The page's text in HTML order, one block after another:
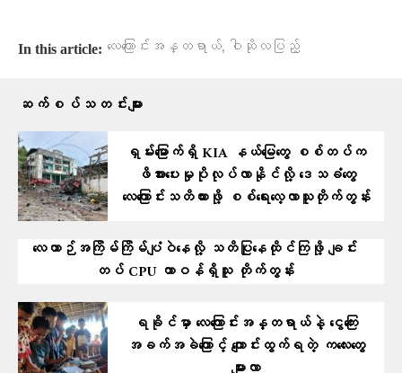
In this article: လေကြောင်းအန္တရာယ်, ဝါဆိုလပြည့်
ဆက်စပ်သတင်းများ
ရှမ်းမြောက်ရှိ KIA နယ်မြေတွေ စစ်တပ်က
ဖိအားပေးမှုပိုလုပ်လာနိုင်လို့ ဒေသခံတွေ
လေကြောင်းသတိထားဖို့ စစ်ရေးလေ့လာသူတိုက်တွန်း
လေယာဉ်အကြိမ်ကြိမ်ပျံဝဲနေလို့ သတိပြုနေထိုင်ကြဖို့ ချင်း
တပ် CPU တာဝန်ရှိသူ တိုက်တွန်း
ရခိုင်မှာ လေကြောင်းအန္တရာယ်နဲ့ ငွေကြေး
အခက်အခဲကြောင့် ကျောင်းထွက်ရတဲ့ ကလေးတွေ